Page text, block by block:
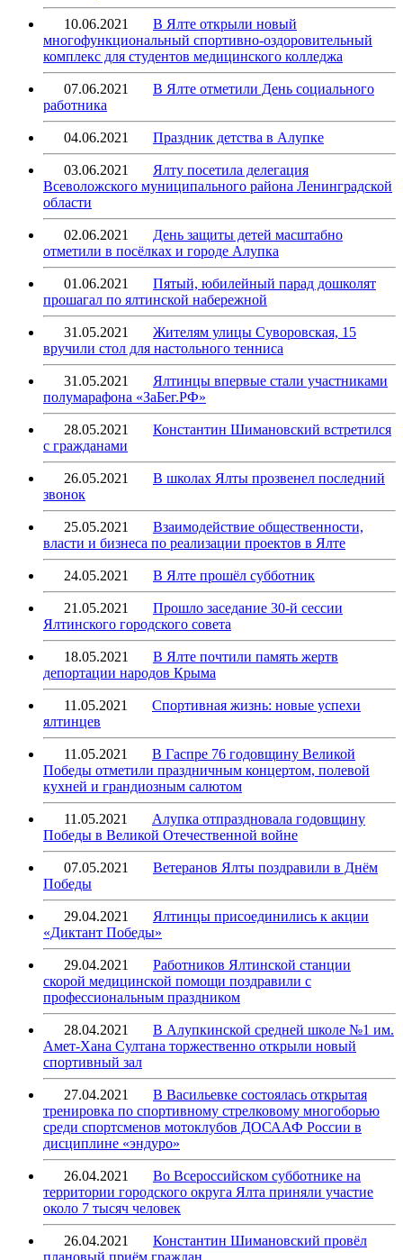
10.06.2021
В Ялте открыли новый
многофункциональный спортивно-оздоровительный
комплекс для студентов медицинского колледжа
07.06.2021
В Ялте отметили День социального
работника
04.06.2021 Праздник детства в Алупке
03.06.2021
Ялту посетила делегация
Всеволожского муниципального района Ленинградской
области
02.06.2021
День защиты детей масштабно
отметили в посёлках и городе Алупка
01.06.2021
Пятый, юбилейный парад дошколят
прошагал по ялтинской набережной
31.05.2021
Жителям улицы Суворовская, 15
вручили стол для настольного тенниса
31.05.2021
Ялтинцы впервые стали участниками
полумарафона «ЗаБег.РФ»
28.05.2021
Константин Шимановский встретился
с гражданами
26.05.2021
В школах Ялты прозвенел последний
звонок
25.05.2021
Взаимодействие общественности,
власти и бизнеса по реализации проектов в Ялте
24.05.2021 В Ялте прошёл субботник
21.05.2021
Прошло заседание 30-й сессии
Ялтинского городского совета
18.05.2021
В Ялте почтили память жертв
депортации народов Крыма
11.05.2021
Спортивная жизнь: новые успехи
ялтинцев
11.05.2021
В Гаспре 76 годовщину Великой
Победы отметили праздничным концертом, полевой
кухней и грандиозным салютом
11.05.2021
Алупка отпраздновала годовщину
Победы в Великой Отечественной войне
07.05.2021
Ветеранов Ялты поздравили в Днём
Победы
29.04.2021
Ялтинцы присоединились к акции
«Диктант Победы»
29.04.2021
Работников Ялтинской станции
скорой медицинской помощи поздравили с
профессиональным праздником
28.04.2021
В Алупкинской средней школе №1 им.
Амет-Хана Султана торжественно открыли новый
спортивный зал
27.04.2021
В Васильевке состоялась открытая
тренировка по спортивному стрелковому многоборью
среди спортсменов мотоклубов ДОСААФ России в
дисциплине «эндуро»
26.04.2021
Во Всероссийском субботнике на
территории городского округа Ялта приняли участие
около 7 тысяч человек
26.04.2021
Константин Шимановский провёл
плановый приём граждан